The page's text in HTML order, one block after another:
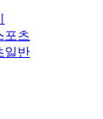
포츠
일반